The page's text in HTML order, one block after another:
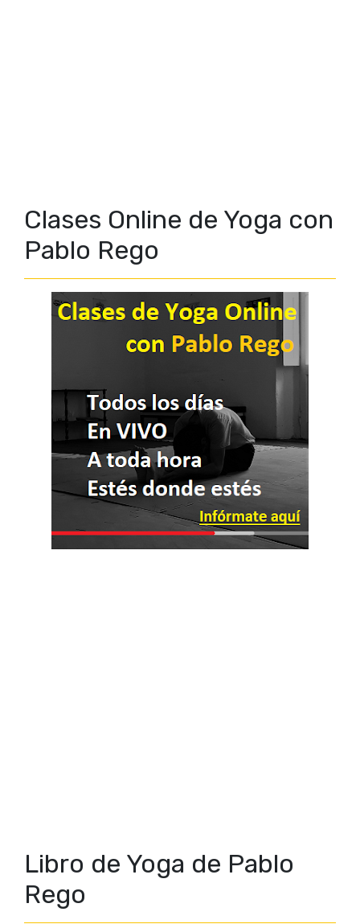
Clases Online de Yoga con
Pablo Rego
Libro de Yoga de Pablo
Rego